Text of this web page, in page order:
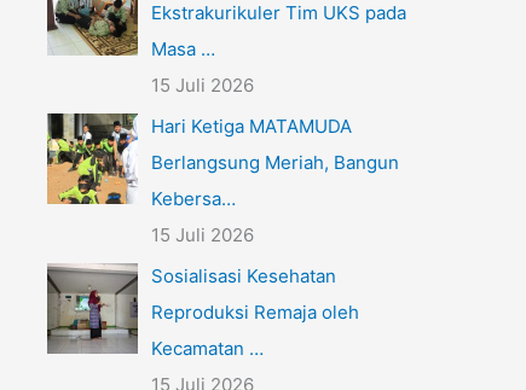
Ekstrakurikuler Tim UKS pada
Masa …
15 Juli 2026
Hari Ketiga MATAMUDA
Berlangsung Meriah, Bangun
Kebersa…
15 Juli 2026
Sosialisasi Kesehatan
Reproduksi Remaja oleh
Kecamatan …
15 Juli 2026